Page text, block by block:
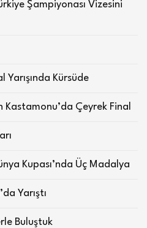
Şampiyonası Vizesini
Yarışında Kürsüde
Kastamonu’da Çeyrek Final
Kupası’nda Üç Madalya
Yarıştı
Buluştuk